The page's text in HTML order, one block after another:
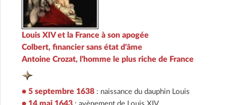
Louis XIV et la France à son apogée
Colbert, financier sans état d'âme
Antoine Crozat, l'homme le plus riche de France
• 5 septembre 1638 : naissance du dauphin Louis